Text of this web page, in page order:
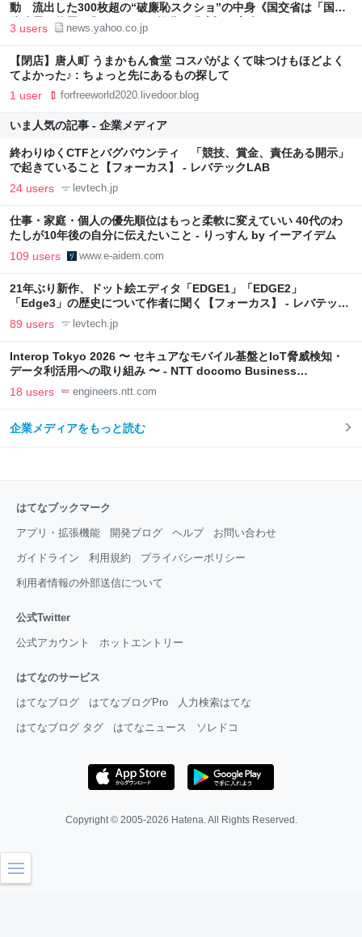
動 流出した300枚超の“破廉恥スクショ”の中身《国交省は「国家
公務員の信用を傷つける」と処分を発表》（文春オンライン） -
3 users news.yahoo.co.jp
【閉店】唐人町 うまかもん食堂 コスパがよくて味つけもほどよく
てよかった♪ : ちょっと先にあるもの探して
1 user forfreeworld2020.livedoor.blog
いま人気の記事 - 企業メディア
終わりゆくCTFとバグバウンティ 「競技、賞金、責任ある開示」
で起きていること【フォーカス】 - レバテックLAB
24 users levtech.jp
仕事・家庭・個人の優先順位はもっと柔軟に変えていい 40代のわ
たしが10年後の自分に伝えたいこと - りっすん by イーアイデム
109 users www.e-aidem.com
21年ぶり新作、ドット絵エディタ「EDGE1」「EDGE2」
「Edge3」の歴史について作者に聞く【フォーカス】 - レバテック
LAB
89 users levtech.jp
Interop Tokyo 2026 〜 セキュアなモバイル基盤とIoT脅威検知・
データ利活用への取り組み 〜 - NTT docomo Business
Engineers' Blog
18 users engineers.ntt.com
企業メディアをもっと読む
はてなブックマーク
アプリ・拡張機能 開発ブログ ヘルプ お問い合わせ
ガイドライン 利用規約 プライバシーポリシー
利用者情報の外部送信について
公式Twitter
公式アカウント ホットエントリー
はてなのサービス
はてなブログ はてなブログPro 人力検索はてな
はてなブログ タグ はてなニュース ソレドコ
Copyright © 2005-2026 Hatena . All Rights Reserved.